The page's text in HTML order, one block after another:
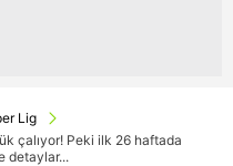
Lig
çalıyor! Peki ilk 26 haftada
detaylar...